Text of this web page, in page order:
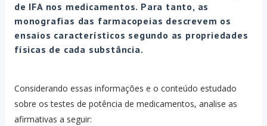
de IFA nos medicamentos. Para tanto, as
monografias das farmacopeias descrevem os
ensaios característicos segundo as propriedades
físicas de cada substância.
Considerando essas informações e o conteúdo estudado
sobre os testes de potência de medicamentos, analise as
afirmativas a seguir: